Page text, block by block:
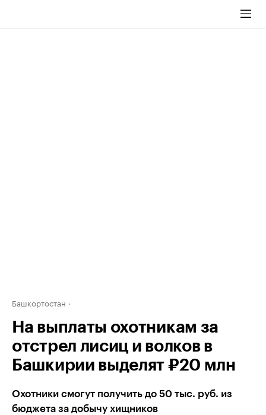
Башкортостан
На выплаты охотникам за
отстрел лисиц и волков в
Башкирии выделят ₽20 млн
Охотники смогут получить до 50 тыс. руб. из
бюджета за добычу хищников